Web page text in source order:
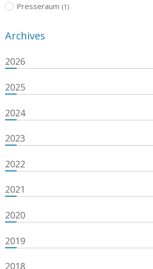
Presseraum (1)
Archives
2026
2025
2024
2023
2022
2021
2020
2019
2018